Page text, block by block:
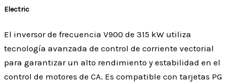
Electric
El inversor de frecuencia V900 de 315 kW utiliza
tecnología avanzada de control de corriente vectorial
para garantizar un alto rendimiento y estabilidad en el
control de motores de CA. Es compatible con tarjetas PG